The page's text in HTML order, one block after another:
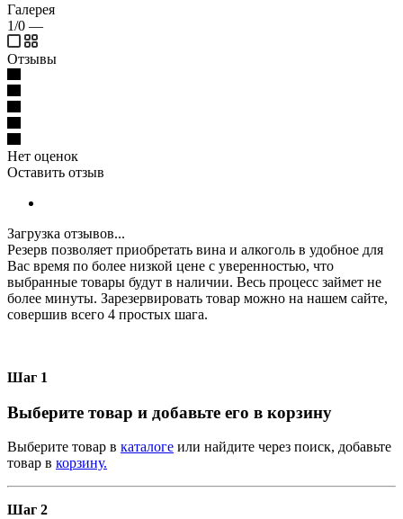
Галерея
1/0 —
Отзывы
Нет оценок
Оставить отзыв
Загрузка отзывов...
Резерв позволяет приобретать вина и алкоголь в удобное для
Вас время по более низкой цене с уверенностью, что
выбранные товары будут в наличии. Весь процесс займет не
более минуты. Зарезервировать товар можно на нашем сайте,
совершив всего 4 простых шага.
Шаг 1
Выберите товар и добавьте его в корзину
Выберите товар в каталоге или найдите через поиск, добавьте
товар в корзину.
Шаг 2